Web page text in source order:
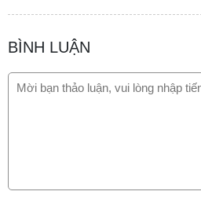
BÌNH LUẬN